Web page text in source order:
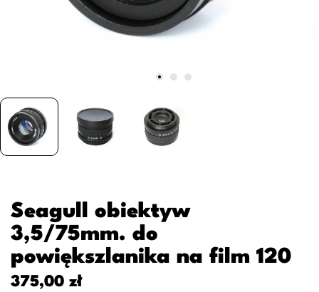
Seagull obiektyw
3,5/75mm. do
powiększlanika na film 120
375,00 zł